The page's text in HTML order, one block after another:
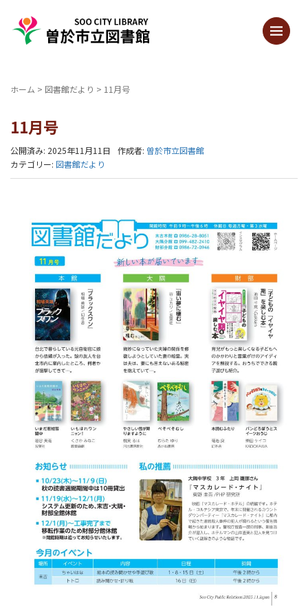
ホーム > 図書館だより > 11月号
11月号
公開済み: 2025年11月11日 作成者: 曽於市立図書館
カテゴリー: 図書館だより